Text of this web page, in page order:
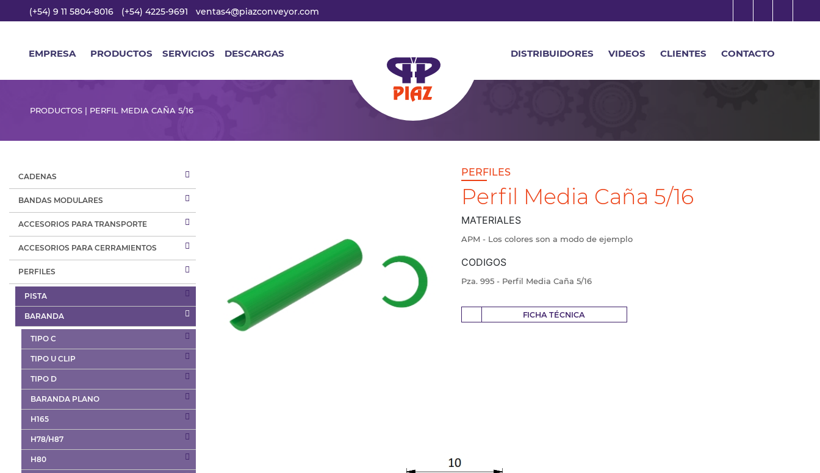
(+54) 9 11 5804-8016 (+54) 4225-9691 ventas4@piazconveyor.com
EMPRESA PRODUCTOS SERVICIOS DESCARGAS DISTRIBUIDORES VIDEOS CLIENTES CONTACTO
PRODUCTOS | PERFIL MEDIA CAÑA 5/16
CADENAS
BANDAS MODULARES
ACCESORIOS PARA TRANSPORTE
ACCESORIOS PARA CERRAMIENTOS
PERFILES
PISTA
BARANDA
TIPO C
TIPO U CLIP
TIPO D
BARANDA PLANO
H165
H78/H87
H80
PERFILES
Perfil Media Caña 5/16
MATERIALES
APM - Los colores son a modo de ejemplo
CODIGOS
Pza. 995 - Perfil Media Caña 5/16
FICHA TÉCNICA